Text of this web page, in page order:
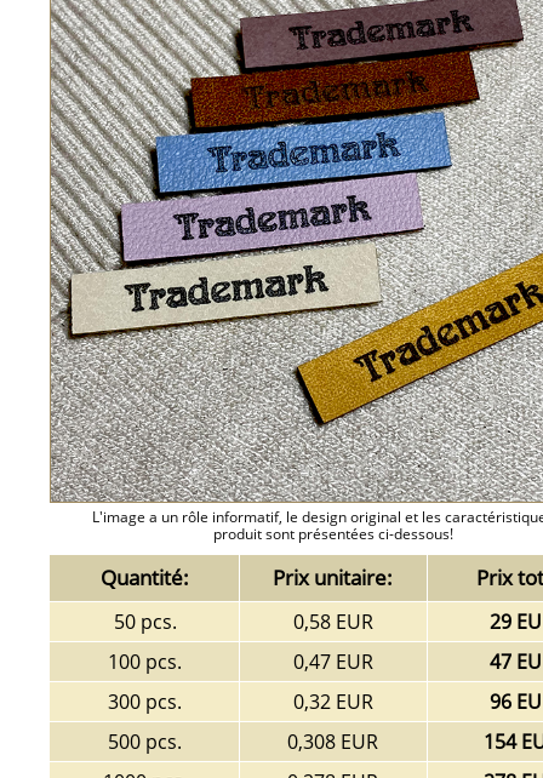
L'image a un rôle informatif, le design original et les
produit sont présentées ci-dessous!
Quantité: Prix unitaire: Prix
50 pcs. 0,58 EUR
29
100 pcs.
0,47 EUR
47
300 pcs.
0,32 EUR
96
500 pcs.
0,308 EUR
154